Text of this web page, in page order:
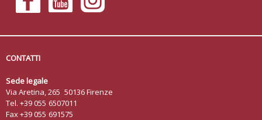
CONTATTI
Sede legale
Via Aretina, 265 50136 Firenze
Tel. +39 055 6507011
Fax +39 055 691575